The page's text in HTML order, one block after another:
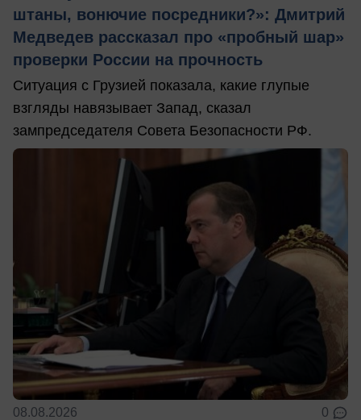
штаны, вонючие посредники?»: Дмитрий
Медведев рассказал про «пробный шар»
проверки России на прочность
Ситуация с Грузией показала, какие глупые
взгляды навязывает Запад, сказал
зампредседателя Совета Безопасности РФ.
08.08.2026 0